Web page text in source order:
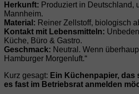
Herkunft: Produziert in Deutschland,
Mannheim.
Material: Reiner Zellstoff, biologisch
Kontakt mit Lebensmitteln:
Küche, Büro & Gastro.
Geschmack: Neutral. Wenn
Hamburger Morgenluft.“
Kurz gesagt: Ein Küchenpapier, das
es fast im Betriebsrat anmelden